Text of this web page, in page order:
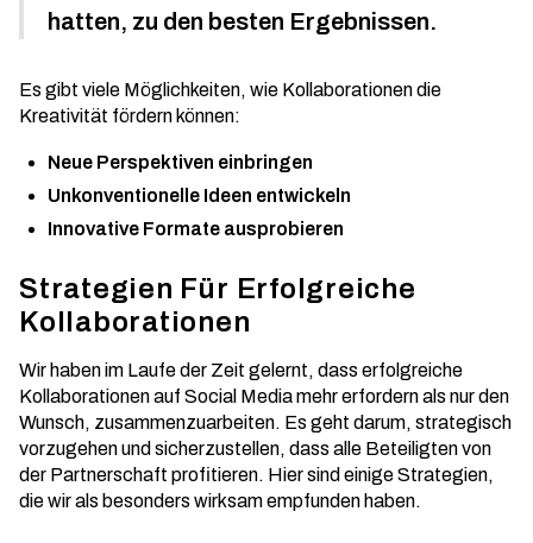
hatten, zu den besten Ergebnissen.
Es gibt viele Möglichkeiten, wie Kollaborationen die
Kreativität fördern können:
Neue Perspektiven einbringen
Unkonventionelle Ideen entwickeln
Innovative Formate ausprobieren
Strategien Für Erfolgreiche
Kollaborationen
Wir haben im Laufe der Zeit gelernt, dass erfolgreiche
Kollaborationen auf Social Media mehr erfordern als nur den
Wunsch, zusammenzuarbeiten. Es geht darum, strategisch
vorzugehen und sicherzustellen, dass alle Beteiligten von
der Partnerschaft profitieren. Hier sind einige Strategien,
die wir als besonders wirksam empfunden haben.